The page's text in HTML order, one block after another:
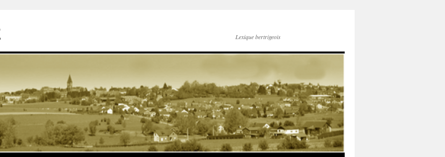
Lexique bertrigeois